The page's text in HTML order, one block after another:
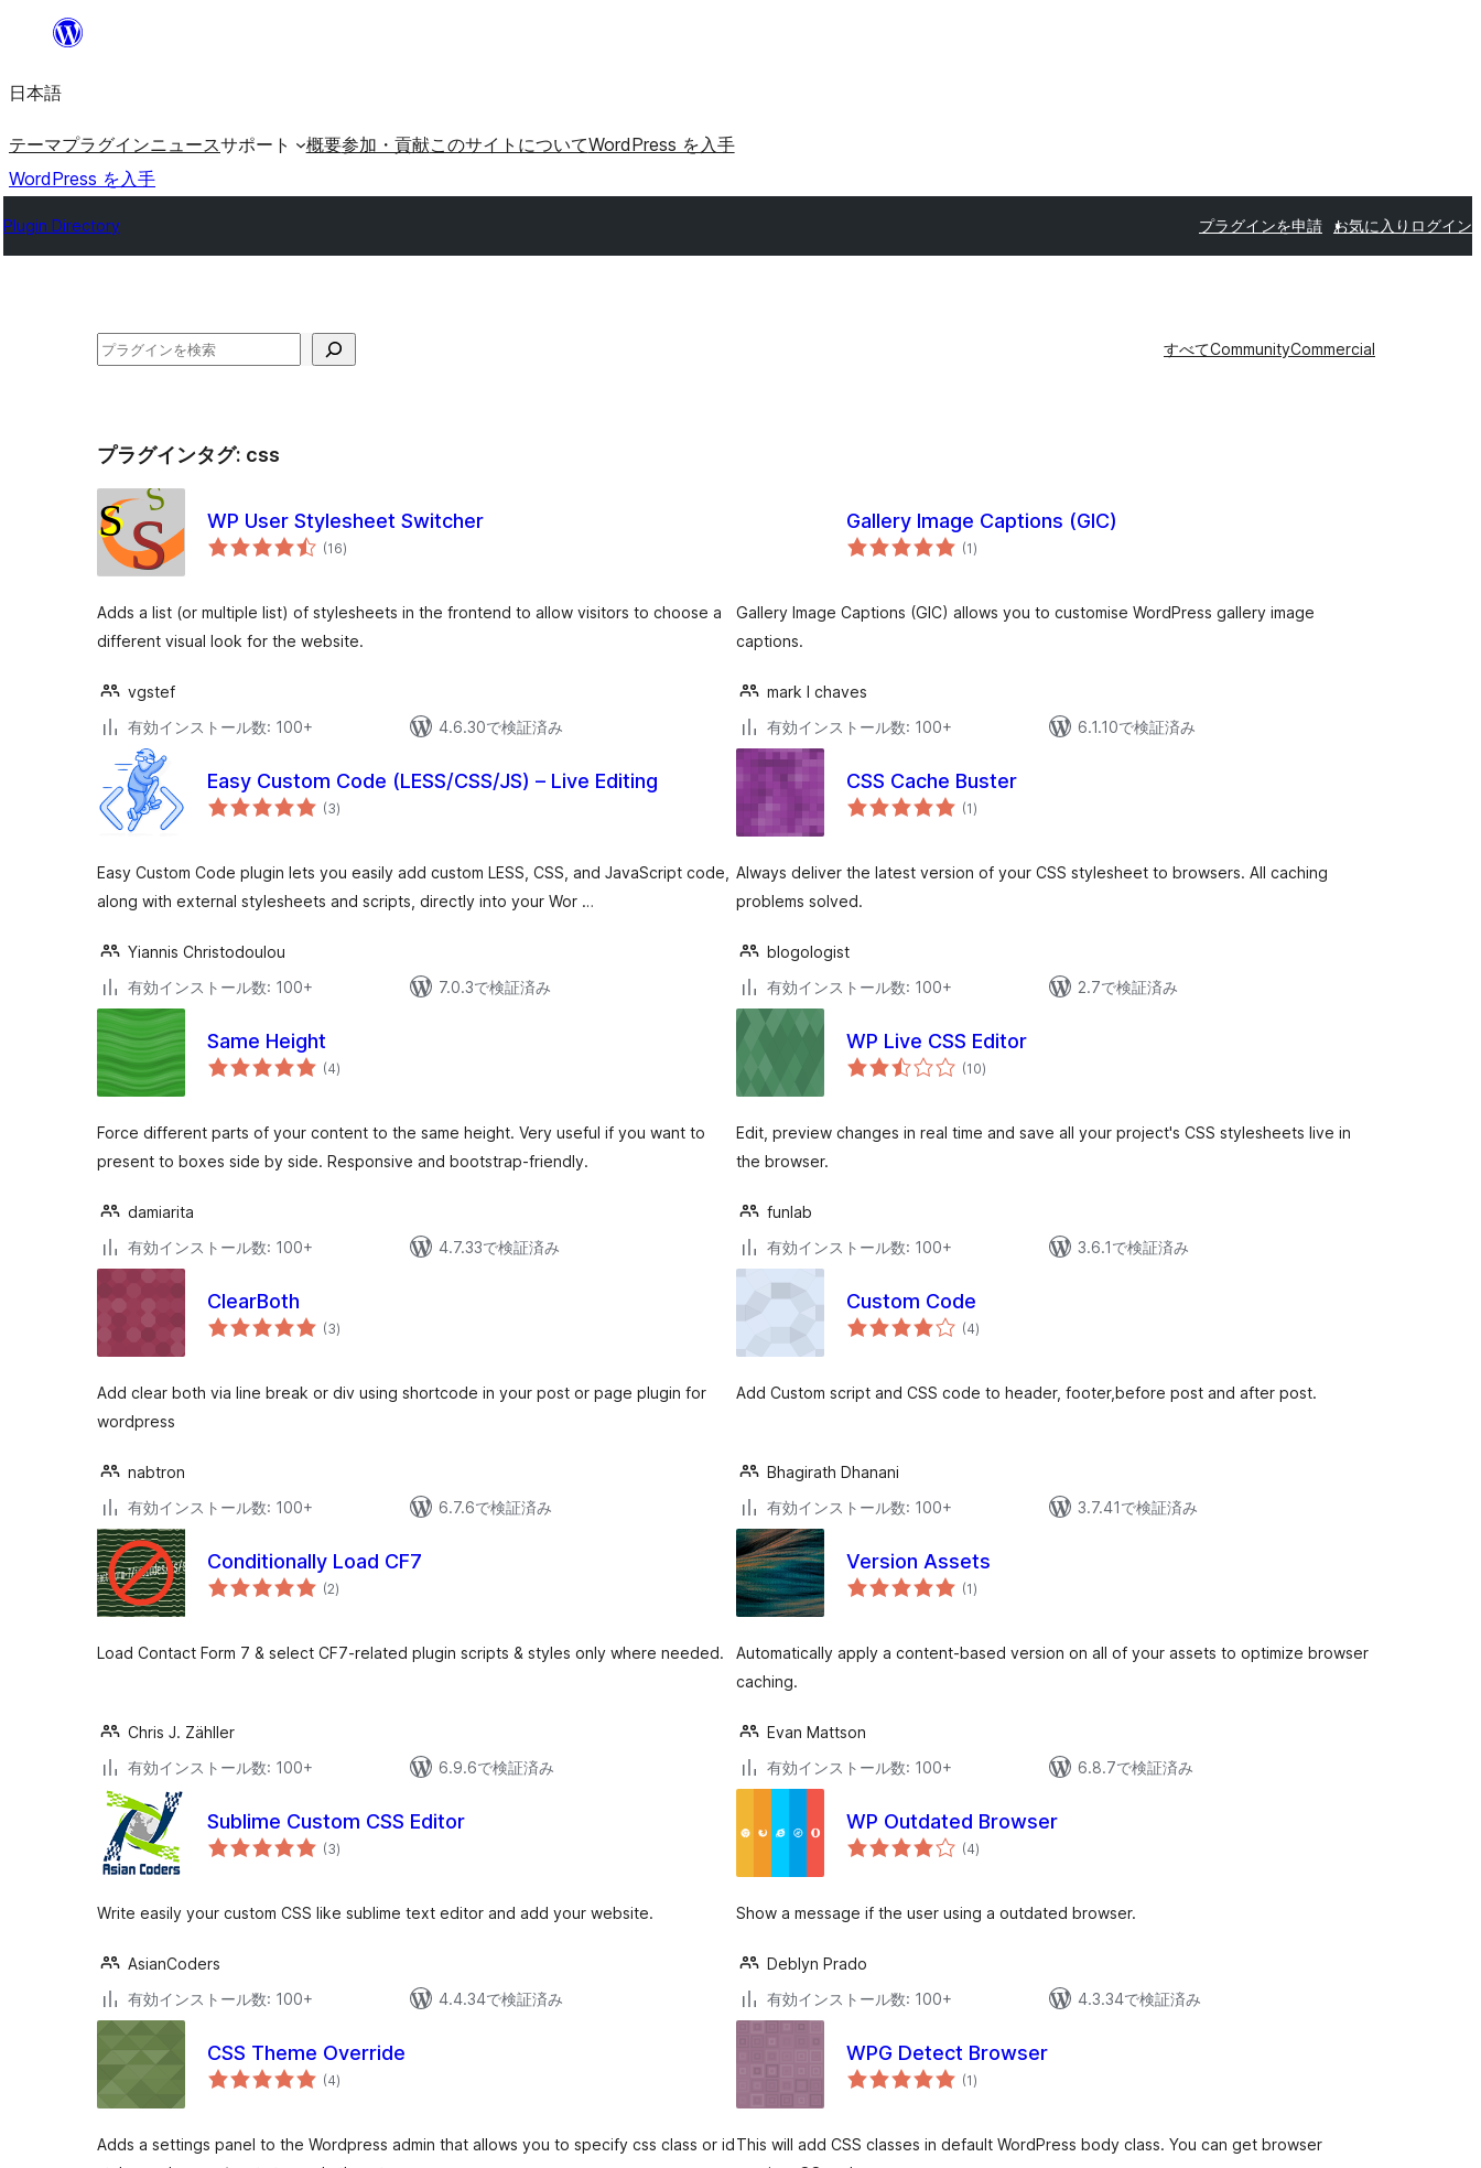
を
ッ
プ
日本語
テーマプラグインニュースサポート 概要参加・貢献このサイトについてWordPress を入手
WordPress を入手
Plugin Directory プラグインを申請 お気に入り ログイン
検
すべてCommunityCommercial
プラグインタグ: css
WP User Stylesheet Switcher
(16個
の)
Adds a list (or multiple list) of stylesheets in the frontend to allow visitors to choose a
different visual look for the website.
vgstef
有効インストール数: 100+
4.6.30で検証済み
Gallery Image Captions (GIC)
(1個
の)
Gallery Image Captions (GIC) allows you to customise WordPress gallery image
captions.
mark l chaves
有効インストール数: 100+
6.1.10で検証済み
Easy Custom Code (LESS/CSS/JS) – Live Editing
(3個
の)
Easy Custom Code plugin lets you easily add custom LESS, CSS, and JavaScript code,
along with external stylesheets and scripts, directly into your Wor …
Yiannis Christodoulou
有効インストール数: 100+
7.0.3で検証済み
CSS Cache Buster
(1個
の)
Always deliver the latest version of your CSS stylesheet to browsers. All caching
problems solved.
blogologist
有効インストール数: 100+
2.7で検証済み
Same Height
(4個
の)
Force different parts of your content to the same height. Very useful if you want to
present to boxes side by side. Responsive and bootstrap-friendly.
damiarita
有効インストール数: 100+
4.7.33で検証済み
WP Live CSS Editor
(10個
の)
Edit, preview changes in real time and save all your project's CSS stylesheets live in
the browser.
funlab
有効インストール数: 100+
3.6.1で検証済み
ClearBoth
(3個
の)
Add clear both via line break or div using shortcode in your post or page plugin for
wordpress
nabtron
有効インストール数: 100+
6.7.6で検証済み
Custom Code
(4個
の)
Add Custom script and CSS code to header, footer,before post and after post.
Bhagirath Dhanani
有効インストール数: 100+
3.7.41で検証済み
Conditionally Load CF7
(2個
の)
Load Contact Form 7 & select CF7-related plugin scripts & styles only where needed.
Chris J. Zähller
有効インストール数: 100+
6.9.6で検証済み
Version Assets
(1個
の)
Automatically apply a content-based version on all of your assets to optimize browser
caching.
Evan Mattson
有効インストール数: 100+
6.8.7で検証済み
Sublime Custom CSS Editor
(3個
の)
Write easily your custom CSS like sublime text editor and add your website.
AsianCoders
有効インストール数: 100+
4.4.34で検証済み
WP Outdated Browser
(4個
の)
Show a message if the user using a outdated browser.
Deblyn Prado
有効インストール数: 100+
4.3.34で検証済み
CSS Theme Override
(4個
の)
Adds a settings panel to the Wordpress admin that allows you to specify css class or id
WPG Detect Browser
(1個
の)
This will add CSS classes in default WordPress body class. You can get browser